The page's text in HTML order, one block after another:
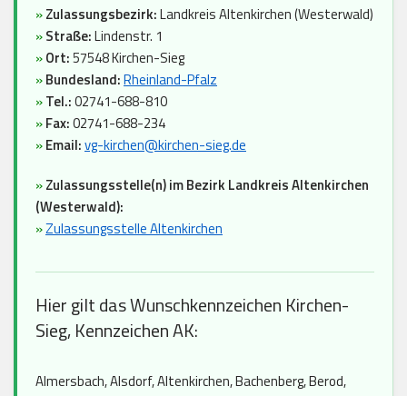
»Zulassungsbezirk:Landkreis Altenkirchen (Westerwald)
»Straße:Lindenstr. 1
»Ort:57548 Kirchen-Sieg
»Bundesland:Rheinland-Pfalz
»Tel.:02741-688-810
»Fax:02741-688-234
»Email:vg-kirchen@kirchen-sieg.de
»Zulassungsstelle(n) im Bezirk Landkreis Altenkirchen
(Westerwald):
»Zulassungsstelle Altenkirchen
Hier gilt das Wunschkennzeichen Kirchen-
Sieg, Kennzeichen AK:
Almersbach, Alsdorf, Altenkirchen, Bachenberg, Berod,